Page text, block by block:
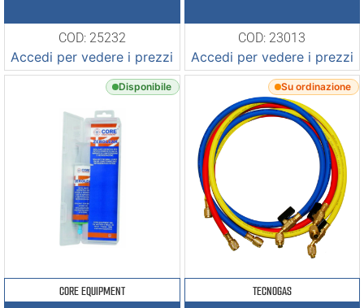
COD: 25232
Accedi per vedere i prezzi
COD: 23013
Accedi per vedere i prezzi
Disponibile
CORE EQUIPMENT
Su ordinazione
TECNOGAS